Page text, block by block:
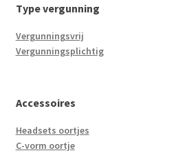
Type vergunning
Vergunningsvrij
Vergunningsplichtig
Accessoires
Headsets oortjes
C-vorm oortje